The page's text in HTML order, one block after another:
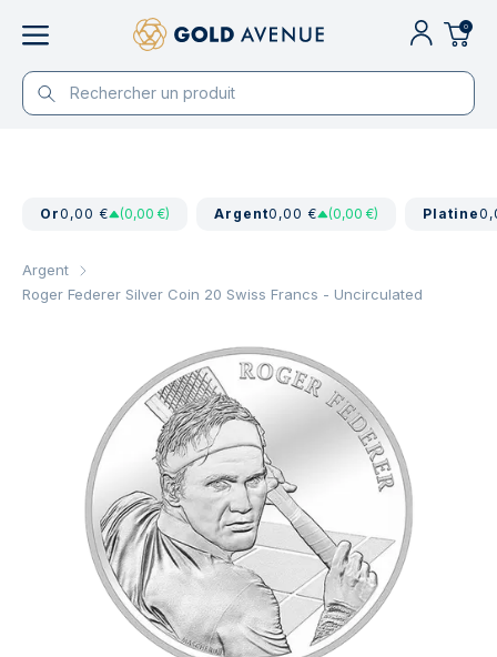
0
Or0,00 € (0,00 €) Argent0,00 € (0,00 €) Platine
Argent
Roger Federer Silver Coin 20 Swiss Francs - Uncirculated